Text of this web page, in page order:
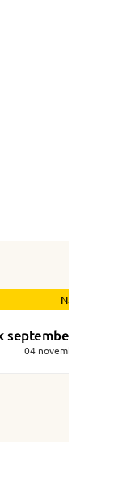
Nästa nyhet
september 2021
04 november 2021